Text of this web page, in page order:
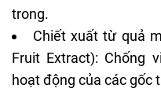
trong.
Chiết xuất từ quả
Fruit Extract): Chống
hoạt động của các gốc